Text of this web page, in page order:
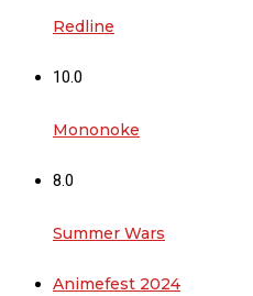
Redline
10.0
Mononoke
8.0
Summer Wars
Animefest 2024